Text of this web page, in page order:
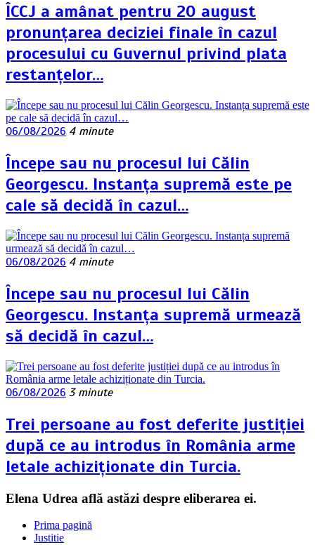
ÎCCJ a amânat pentru 20 august
pronunțarea deciziei finale în cazul
procesului cu Guvernul privind plata
restanțelor…
06/08/2026 4 minute
Începe sau nu procesul lui Călin
Georgescu. Instanța supremă este pe
cale să decidă în cazul…
06/08/2026 4 minute
Începe sau nu procesul lui Călin
Georgescu. Instanța supremă urmează
să decidă în cazul…
06/08/2026 3 minute
Trei persoane au fost deferite justiției
după ce au introdus în România arme
letale achiziționate din Turcia.
Elena Udrea află astăzi despre eliberarea ei.
Prima pagină
Justitie